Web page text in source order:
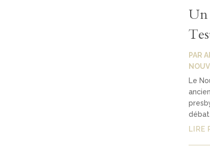
Un
PAR
Le
débat
LIRE